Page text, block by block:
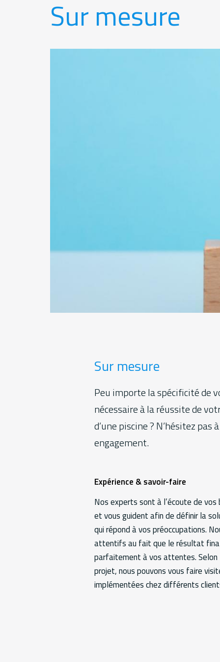
Sur mesure
Sur mesure
Peu importe la spécificité de
nécessaire à la réussite de
d’une piscine ? N’hésitez
engagement.
Services
information
Expérience & savoir-faire
Nos experts sont à l’écoute de
et vous guident afin de définir la
qui répond à vos préoccupations.
attentifs au fait que le résultat
parfaitement à vos attentes.
projet, nous pouvons vous faire
implémentées chez différents